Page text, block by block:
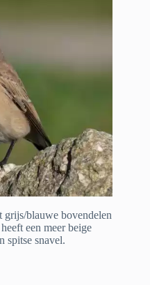
grijs/blauwe bovendelen
een meer beige
spitse snavel.